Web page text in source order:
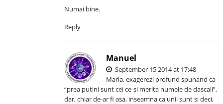
Numai bine.
Reply
Manuel
September 15 2014 at 17:48
Maria, exagerezi profund spunand ca
“prea putini sunt cei ce-si merita numele de dascali”,
dar, chiar de-ar fi asa, inseamna ca unii sunt si deci,